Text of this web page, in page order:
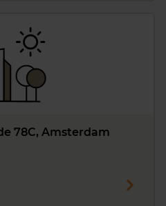
78C, Amsterdam